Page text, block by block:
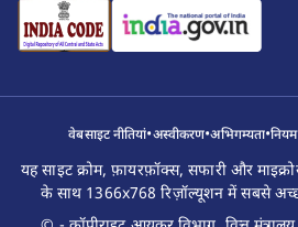
वेबसाइट नीतियां•अस्वीकरण•अभिगम्यता•
यह साइट क्रोम, फ़ायरफ़ॉक्स, सफारी और
के साथ 1366x768 रिज़ॉल्यूशन में सबसे